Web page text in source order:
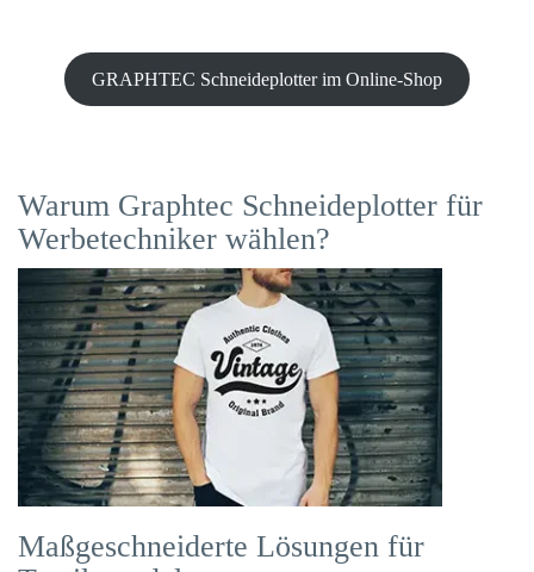
GRAPHTEC Schneideplotter im Online-Shop
Warum Graphtec Schneideplotter für
Werbetechniker wählen?
Maßgeschneiderte Lösungen für